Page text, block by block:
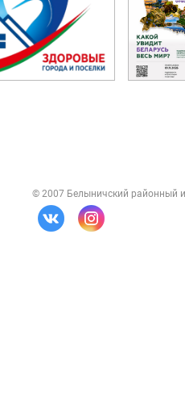
© 2007 Белыничский районный